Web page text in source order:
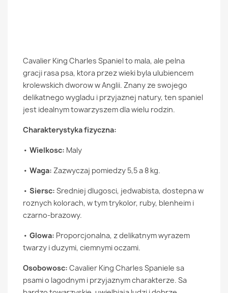
Cavalier King Charles Spaniel to mala, ale pelna
gracji rasa psa, ktora przez wieki byla ulubiencem
krolewskich dworow w Anglii. Znany ze swojego
delikatnego wygladu i przyjaznej natury, ten spaniel
jest idealnym towarzyszem dla wielu rodzin.
Charakterystyka fizyczna:
• Wielkosc: Maly
• Waga: Zazwyczaj pomiedzy 5,5 a 8 kg.
• Siersc: Sredniej dlugosci, jedwabista, dostepna w
roznych kolorach, w tym trykolor, ruby, blenheim i
czarno-brazowy.
• Glowa: Proporcjonalna, z delikatnym wyrazem
twarzy i duzymi, ciemnymi oczami.
Osobowosc: Cavalier King Charles Spaniele sa
psami o lagodnym i przyjaznym charakterze. Sa